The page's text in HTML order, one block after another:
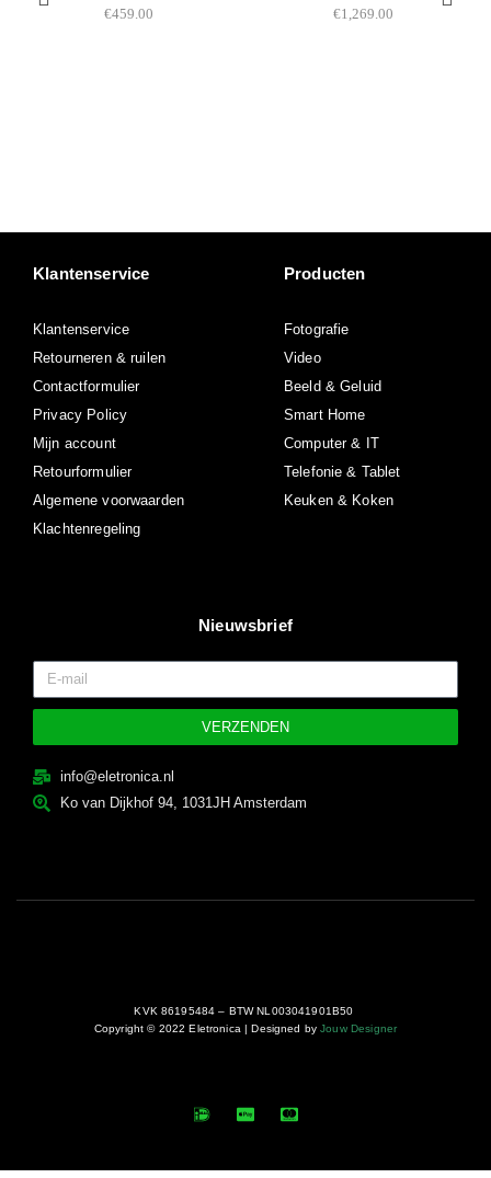
€459.00 €1,269.00
Klantenservice
Klantenservice
Retourneren & ruilen
Contactformulier
Privacy Policy
Mijn account
Retourformulier
Algemene voorwaarden
Klachtenregeling
Producten
Fotografie
Video
Beeld & Geluid
Smart Home
Computer & IT
Telefonie & Tablet
Keuken & Koken
Nieuwsbrief
VERZENDEN
info@eletronica.nl
Ko van Dijkhof 94, 1031JH Amsterdam
KVK 86195484 – BTW NL003041901B50
Copyright © 2022 Eletronica | Designed byJouw Designer